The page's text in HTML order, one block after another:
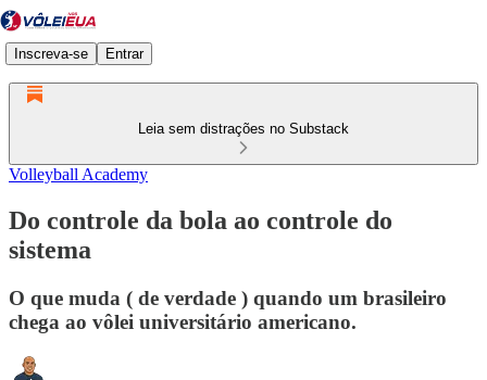
Inscreva-se Entrar
Leia sem distrações no Substack
Volleyball Academy
Do controle da bola ao controle do
sistema
O que muda ( de verdade ) quando um brasileiro
chega ao vôlei universitário americano.